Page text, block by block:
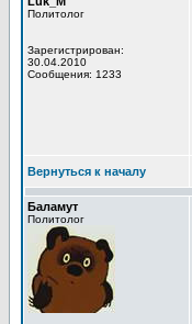
Политолог
Зарегистрирован:
30.04.2010
Сообщения: 1233
Вернуться к началу
Баламут
Политолог